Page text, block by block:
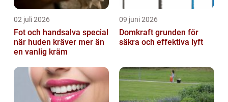
02 juli 2026
Fot och handsalva special
när huden kräver mer än
en vanlig kräm
09 juni 2026
Domkraft grunden för
säkra och effektiva lyft